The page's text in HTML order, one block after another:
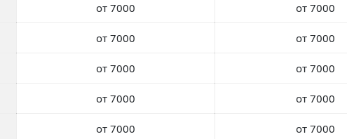
от 7000 от 7000
от 7000 от 7000
от 7000 от 7000
от 7000 от 7000
от 7000 от 7000